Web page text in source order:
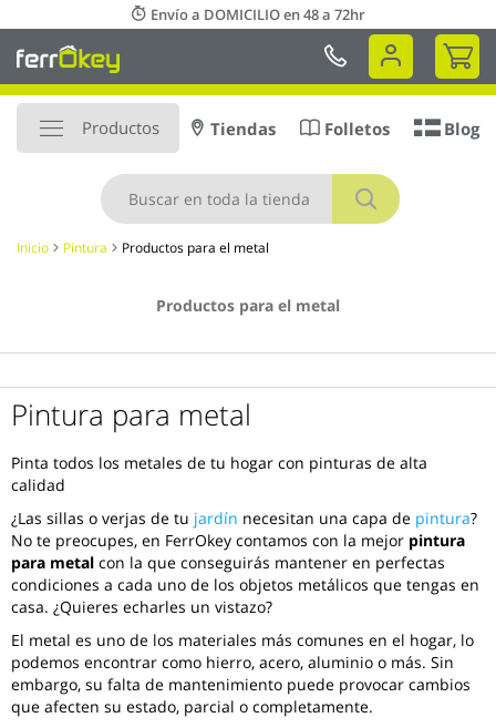
al
contenido
Envío a DOMICILIO en 48 a 72hr
Mi
Productos
Buscar
Tiendas Folletos Blog
Inicio Pintura Productos para el metal
Productos para el metal
Pintura para metal
Pinta todos los metales de tu hogar con pinturas de alta
calidad
¿Las sillas o verjas de tu jardín necesitan una capa de pintura?
No te preocupes, en FerrOkey contamos con la mejor pintura
para metal con la que conseguirás mantener en perfectas
condiciones a cada uno de los objetos metálicos que tengas en
casa. ¿Quieres echarles un vistazo?
El metal es uno de los materiales más comunes en el hogar, lo
podemos encontrar como hierro, acero, aluminio o más. Sin
embargo, su falta de mantenimiento puede provocar cambios
que afecten su estado, parcial o completamente.